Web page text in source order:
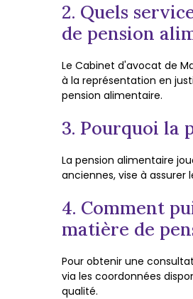
2. Quels
de pension
Le Cabinet d'avocat de
à la représentation en
pension alimentaire.
3. Pourquoi la
La pension alimentaire
anciennes, vise à
4. Comment
matière de
Pour obtenir une
via les coordonnées
qualité.